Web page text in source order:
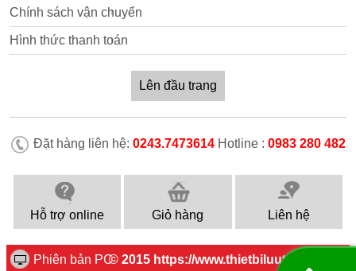
Chính sách vận chuyển
Hình thức thanh toán
Lên đầu trang
Đặt hàng liên hệ:0243.7473614 Hotline :0983 280 482
Hỗ trợ online Giỏ hàng Liên hệ
Phiên bản PC© 2015 https://www.thietbiluutru.com.vn